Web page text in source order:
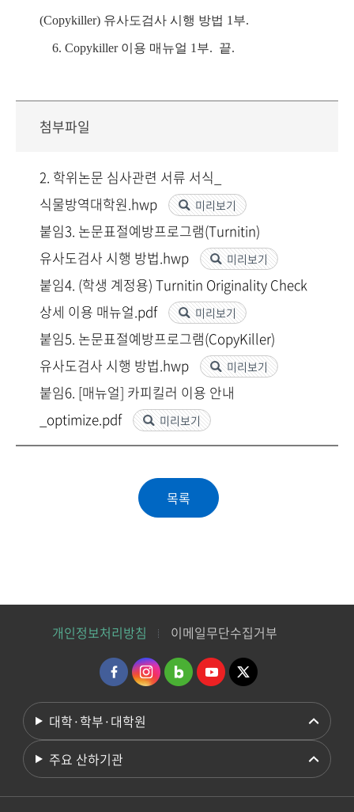
(Copykiller) 유사도검사 시행 방법 1 부.
6. Copykiller 이용 매뉴얼 1 부. 끝.
첨부파일
2. 학위논문 심사관련 서류 서식_
식물방역대학원.hwp
미리보기
붙임3. 논문표절예방프로그램(Turnitin)
유사도검사 시행 방법.hwp
미리보기
붙임4. (학생 계정용) Turnitin Originality Check
상세 이용 매뉴얼.pdf
미리보기
붙임5. 논문표절예방프로그램(CopyKiller)
유사도검사 시행 방법.hwp
미리보기
붙임6. [매뉴얼] 카피킬러 이용 안내
_optimize.pdf
미리보기
개인정보처리방침 이메일무단수집거부
대학·학부·대학원
주요 산하기관